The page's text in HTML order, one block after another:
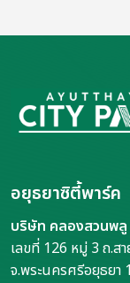
อยุธยาซิตี้พาร์ค
บริษัท คลองสวนพลู
เลขที่ 126 หมู่ 3 ถ.ส
จ.พระนครศรีอยุธยา